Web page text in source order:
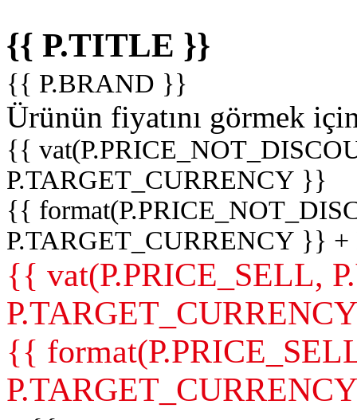
{{ P.TITLE }}
{{ P.BRAND }}
Ürünün fiyatını görmek
{{
P.TARGET_CURRENCY }}
{{
P.TARGET_CURRENCY }}
{{ vat(P.PRICE_SELL,
{{